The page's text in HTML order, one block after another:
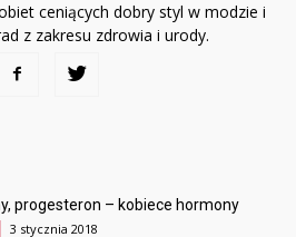
ceniących dobry styl w modzie i
z zakresu zdrowia i urody.
progesteron – kobiece hormony
3 stycznia 2018